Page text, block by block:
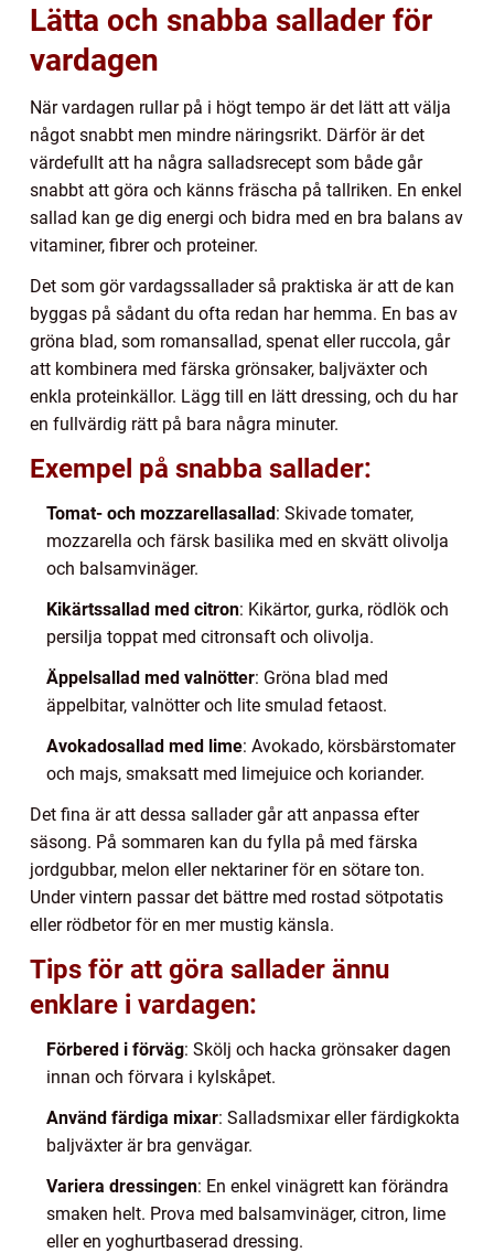
Lätta och snabba sallader för
vardagen
När vardagen rullar på i högt tempo är det lätt att välja
något snabbt men mindre näringsrikt. Därför är det
värdefullt att ha några salladsrecept som både går
snabbt att göra och känns fräscha på tallriken. En enkel
sallad kan ge dig energi och bidra med en bra balans av
vitaminer, fibrer och proteiner.
Det som gör vardagssallader så praktiska är att de kan
byggas på sådant du ofta redan har hemma. En bas av
gröna blad, som romansallad, spenat eller ruccola, går
att kombinera med färska grönsaker, baljväxter och
enkla proteinkällor. Lägg till en lätt dressing, och du har
en fullvärdig rätt på bara några minuter.
Exempel på snabba sallader:
Tomat- och mozzarellasallad: Skivade tomater,
mozzarella och färsk basilika med en skvätt olivolja
och balsamvinäger.
Kikärtssallad med citron: Kikärtor, gurka, rödlök och
persilja toppat med citronsaft och olivolja.
Äppelsallad med valnötter: Gröna blad med
äppelbitar, valnötter och lite smulad fetaost.
Avokadosallad med lime: Avokado, körsbärstomater
och majs, smaksatt med limejuice och koriander.
Det fina är att dessa sallader går att anpassa efter
säsong. På sommaren kan du fylla på med färska
jordgubbar, melon eller nektariner för en sötare ton.
Under vintern passar det bättre med rostad sötpotatis
eller rödbetor för en mer mustig känsla.
Tips för att göra sallader ännu
enklare i vardagen:
Förbered i förväg: Skölj och hacka grönsaker dagen
innan och förvara i kylskåpet.
Använd färdiga mixar: Salladsmixar eller färdigkokta
baljväxter är bra genvägar.
Variera dressingen: En enkel vinägrett kan förändra
smaken helt. Prova med balsamvinäger, citron, lime
eller en yoghurtbaserad dressing.